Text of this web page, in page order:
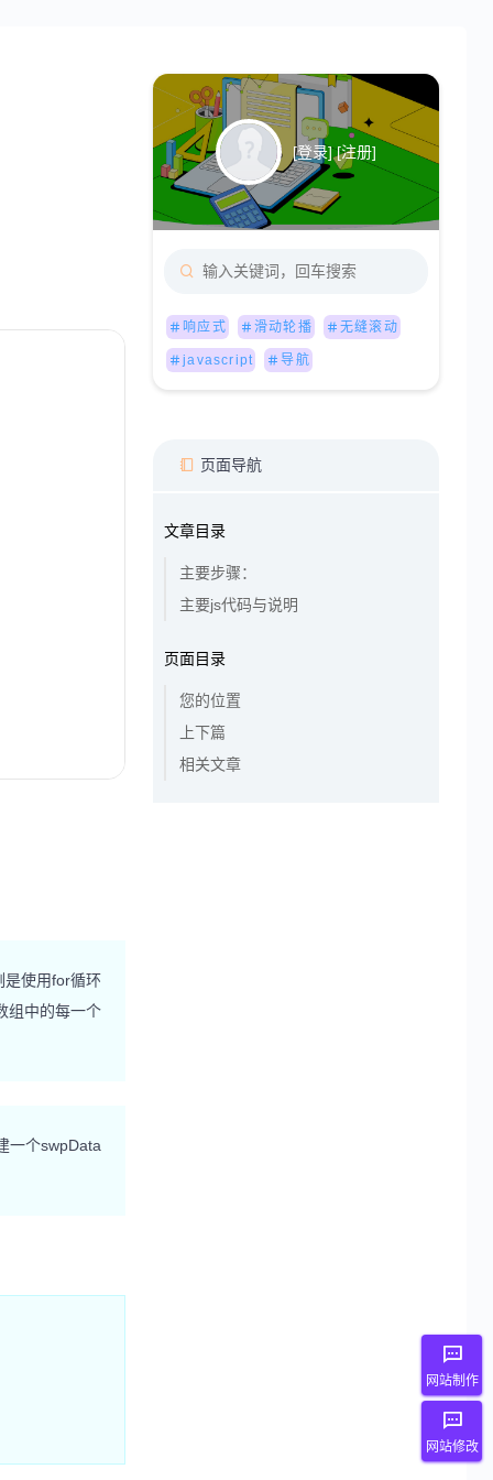
是使用for循环
组中的每一个
一个swpData
[登录] [注册]
响应式 滑动轮播 无缝滚动
javascript 导航
页面导航
文章目录
主要步骤：
主要js代码与说明
页面目录
您的位置
上下篇
相关文章
网站制作
网站修改